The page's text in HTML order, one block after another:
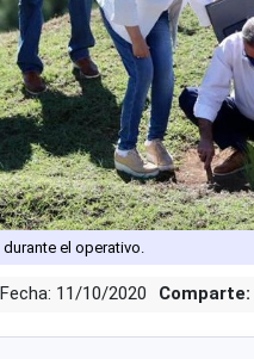
el operativo.
Fecha: 11/10/2020 Comparte: